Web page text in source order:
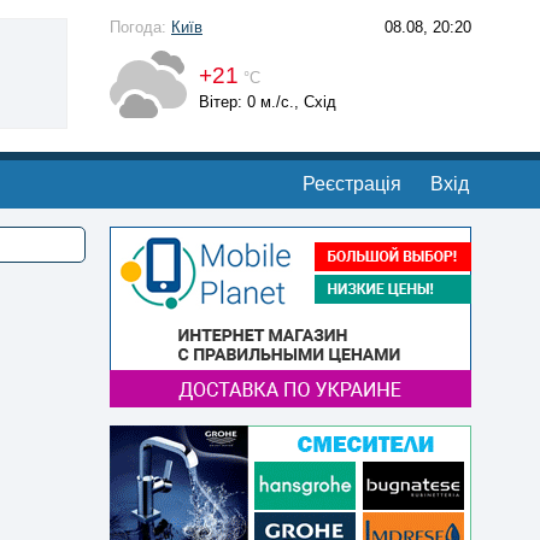
Погода: Київ 08.08, 20:20
+21 °С
Вітер: 0 м./с., Схід
Реєстрація Вхід